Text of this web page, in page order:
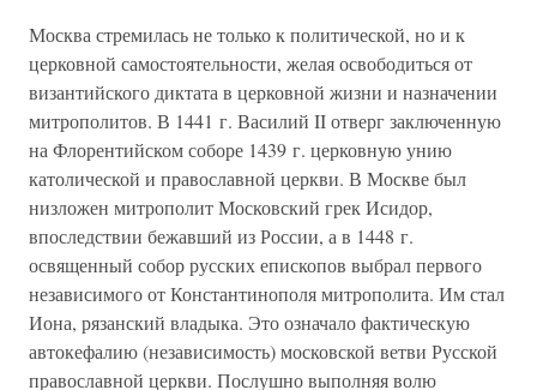
Москва стремилась не только к политической, но и к
церковной самостоятельности, желая освободиться от
византийского диктата в церковной жизни и назначении
митрополитов. В 1441 г. Василий II отверг заключенную
на Флорентийском соборе 1439 г. церковную унию
католической и православной церкви. В Москве был
низложен митрополит Московский грек Исидор,
впоследствии бежавший из России, а в 1448 г.
освященный собор русских епископов выбрал первого
независимого от Константинополя митрополита. Им стал
Иона, рязанский владыка. Это означало фактическую
автокефалию (независимость) московской ветви Русской
православной церкви. Послушно выполняя волю